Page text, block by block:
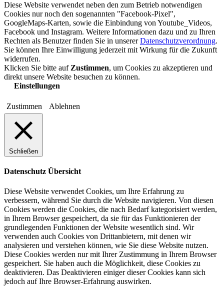
Diese Website verwendet neben den zum Betrieb notwendigen
Cookies nur noch den sogenannten "Facebook-Pixel",
GoogleMaps-Karten, sowie die Einbindung von Youtube_Videos,
Facebook und Instagram. Weitere Informationen dazu und zu Ihren
Rechten als Benutzer finden Sie in unsererDatenschutzverordnung.
Sie können Ihre Einwilligung jederzeit mit Wirkung für die Zukunft
widerrufen.
Klicken Sie bitte auf Zustimmen, um Cookies zu akzeptieren und
direkt unsere Website besuchen zu können.
Einstellungen
Zustimmen Ablehnen
Schließen
Datenschutz Übersicht
Diese Website verwendet Cookies, um Ihre Erfahrung zu
verbessern, während Sie durch die Website navigieren. Von diesen
Cookies werden die Cookies, die nach Bedarf kategorisiert werden,
in Ihrem Browser gespeichert, da sie für das Funktionieren der
grundlegenden Funktionen der Website wesentlich sind. Wir
verwenden auch Cookies von Drittanbietern, mit denen wir
analysieren und verstehen können, wie Sie diese Website nutzen.
Diese Cookies werden nur mit Ihrer Zustimmung in Ihrem Browser
gespeichert. Sie haben auch die Möglichkeit, diese Cookies zu
deaktivieren. Das Deaktivieren einiger dieser Cookies kann sich
jedoch auf Ihre Browser-Erfahrung auswirken.